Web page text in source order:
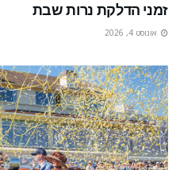
זמני הדלקת נרות שבת
אוגוסט 4, 2026